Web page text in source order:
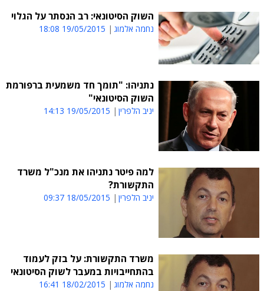
השוק הסיטונאי: רב הנסתר על הגלוי
נחמה אלמוג 19/05/2015 18:08
נתניהו: "תומך חד משמעית ברפורמת
השוק הסיטונאי"
יניב הלפרין 19/05/2015 14:13
למה פיטר נתניהו את מנכ"ל משרד
התקשורת?
יניב הלפרין 18/05/2015 09:37
משרד התקשורת: על בזק לעמוד
בהתחייבויות במעבר לשוק הסיטונאי
נחמה אלמוג 18/02/2015 16:41